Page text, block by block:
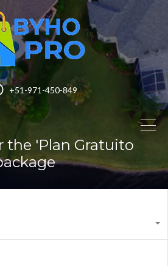
+51-971-450-849
the 'Plan Gratuito